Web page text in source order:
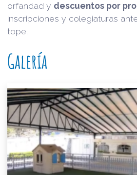
orfandad y descuentos por
inscripciones y colegiaturas
tope.
Galería